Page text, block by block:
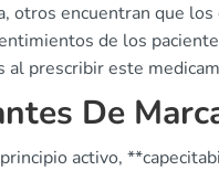
otros encuentran que
de los
al prescribir este
De
activo,